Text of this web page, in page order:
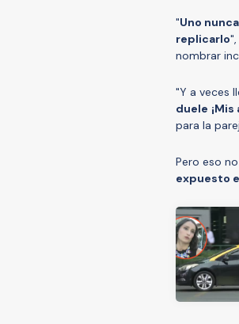
"Uno
replicarlo
nombrar
"Y a veces
duele
para la
Pero eso
expuesto